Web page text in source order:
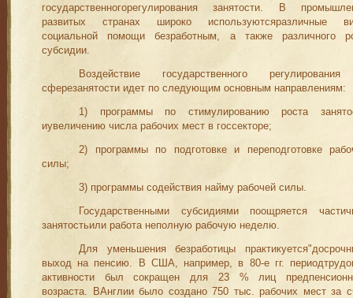
государственногорегулирования занятости. В
развитых странах широко используютсяразличные
социальной помощи безработным, а также различного
субсидии.
Воздействие государственного
сферезанятости идет по следующим основным направлениям:
1) программы по стимулированию роста
иувеличению числа рабочих мест в госсекторе;
2) программы по подготовке и переподготовке
силы;
3) программы содействия найму рабочей силы.
Государственными субсидиями поощряется
занятостьили работа неполную рабочую неделю.
Для уменьшения безработицы
выход на пенсию. В США, например, в 80-е гг.
активности был сокращен для 23 % лиц
возраста. ВАнглии было создано 750 тыс. рабочих мест за